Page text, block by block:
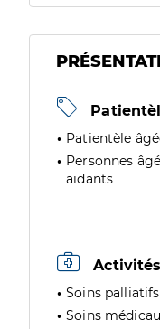
Patientèle
Personnes
aidants
Activités
Soins palliatifs
Soins